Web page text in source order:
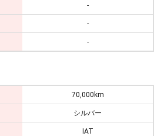
-
-
-
70,000km
シルバー
IAT